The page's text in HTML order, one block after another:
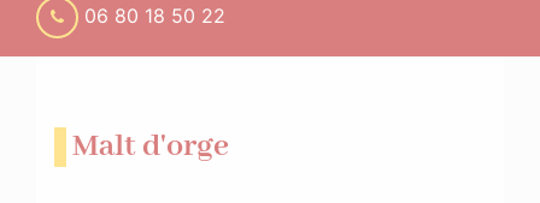
06 80 18 50 22
Malt d'orge